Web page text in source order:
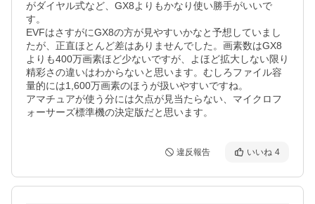
がダイヤル式など、GX8よりもかなり使い勝手がいいで
す。
EVFはさすがにGX8の方が見やすいかなと予想していまし
たが、正直ほとんど差はありませんでした。画素数はGX8
よりも400万画素ほど少ないですが、よほど拡大しない限り
精彩さの違いはわからないと思います。むしろファイル容
量的には1,600万画素のほうが扱いやすいですね。
アマチュアが使う分には欠点が見当たらない、マイクロフ
ォーサーズ標準機の決定版だと思います。
違反報告 いいね 4